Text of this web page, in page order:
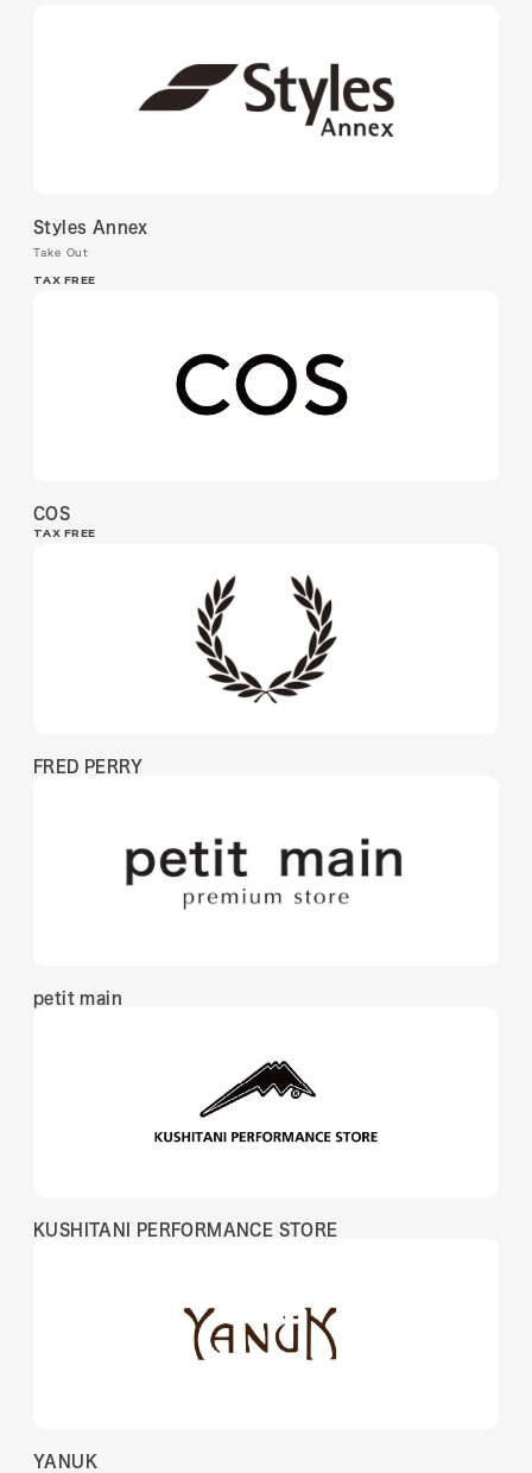
Styles Annex
Take Out
TAX FREE
COS
TAX FREE
FRED PERRY
petit main
KUSHITANI PERFORMANCE STORE
YANUK